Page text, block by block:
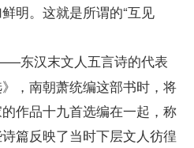
明。这就是所谓的“互见
东汉末文人五言诗的代表
，南朝萧统编这部书时，将
作品十九首选编在一起，称
篇反映了当时下层文人彷徨